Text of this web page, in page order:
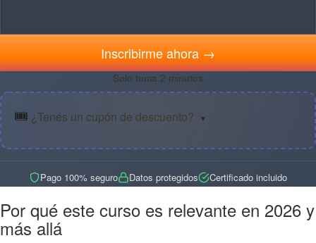
Inscribirme ahora →
Solo toma 2 minutos
🎟️ ¿Tenés un cupón de descuento? ▼
Pago 100% seguro Datos protegidos Certificado incluido
Por qué este curso es relevante en 2026 y
más allá